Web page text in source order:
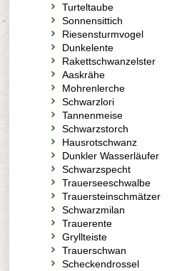
Turteltaube
Sonnensittich
Riesensturmvogel
Dunkelente
Rakettschwanzelster
Aaskrähe
Mohrenlerche
Schwarzlori
Tannenmeise
Schwarzstorch
Hausrotschwanz
Dunkler Wasserläufer
Schwarzspecht
Trauerseeschwalbe
Trauersteinschmätzer
Schwarzmilan
Trauerente
Gryllteiste
Trauerschwan
Scheckendrossel